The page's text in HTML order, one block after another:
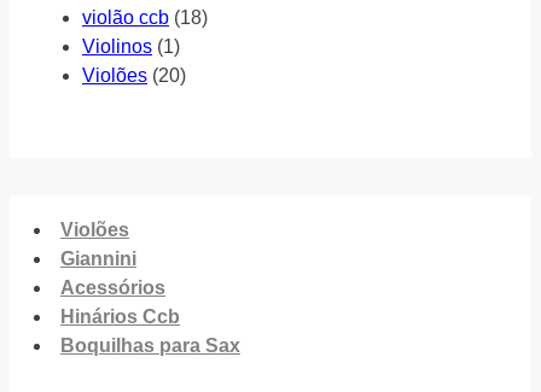
violão ccb (18)
Violinos (1)
Violões (20)
Violões
Giannini
Acessórios
Hinários Ccb
Boquilhas para Sax